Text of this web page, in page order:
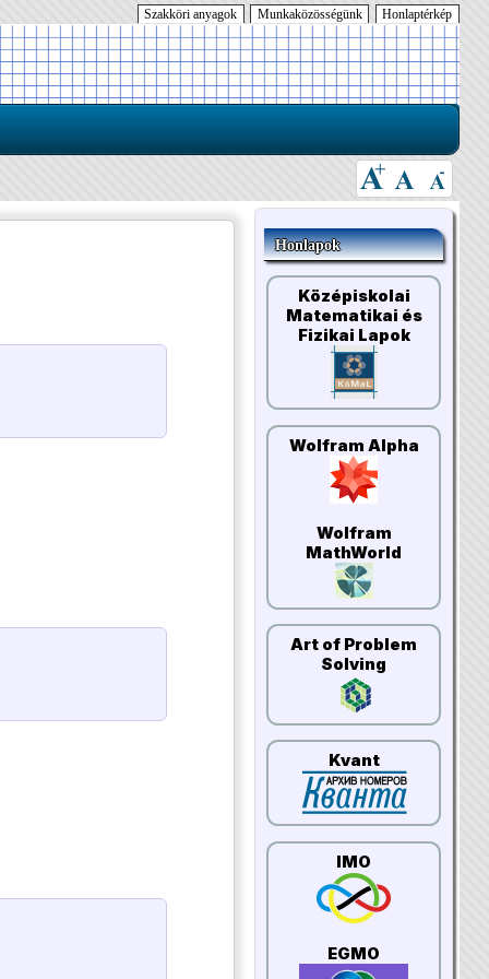
Honlaptérkép
Munkaközösségünk
Szakköri anyagok
Honlapok
Középiskolai
Matematikai és
Fizikai Lapok
Wolfram Alpha
Wolfram
MathWorld
Art of Problem
Solving
Kvant
IMO
EGMO